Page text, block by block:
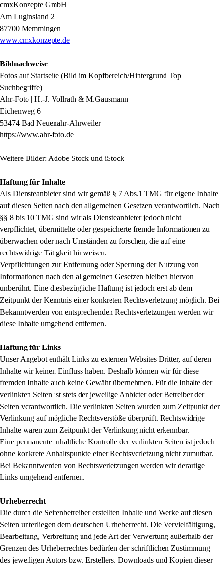
cmxKonzepte GmbH
Am Luginsland 2
87700 Memmingen
www.cmxkonzepte.de
Bildnachweise
Fotos auf Startseite (Bild im Kopfbereich/Hintergrund Top
Suchbegriffe)
Ahr-Foto | H.-J. Vollrath & M.Gausmann
Eichenweg 6
53474 Bad Neuenahr-Ahrweiler
https://www.ahr-foto.de
Weitere Bilder: Adobe Stock und iStock
Haftung für Inhalte
Als Diensteanbieter sind wir gemäß § 7 Abs.1 TMG für eigene Inhalte
auf diesen Seiten nach den allgemeinen Gesetzen verantwortlich. Nach
§§ 8 bis 10 TMG sind wir als Diensteanbieter jedoch nicht
verpflichtet, übermittelte oder gespeicherte fremde Informationen zu
überwachen oder nach Umständen zu forschen, die auf eine
rechtswidrige Tätigkeit hinweisen.
Verpflichtungen zur Entfernung oder Sperrung der Nutzung von
Informationen nach den allgemeinen Gesetzen bleiben hiervon
unberührt. Eine diesbezügliche Haftung ist jedoch erst ab dem
Zeitpunkt der Kenntnis einer konkreten Rechtsverletzung möglich. Bei
Bekanntwerden von entsprechenden Rechtsverletzungen werden wir
diese Inhalte umgehend entfernen.
Haftung für Links
Unser Angebot enthält Links zu externen Websites Dritter, auf deren
Inhalte wir keinen Einfluss haben. Deshalb können wir für diese
fremden Inhalte auch keine Gewähr übernehmen. Für die Inhalte der
verlinkten Seiten ist stets der jeweilige Anbieter oder Betreiber der
Seiten verantwortlich. Die verlinkten Seiten wurden zum Zeitpunkt der
Verlinkung auf mögliche Rechtsverstöße überprüft. Rechtswidrige
Inhalte waren zum Zeitpunkt der Verlinkung nicht erkennbar.
Eine permanente inhaltliche Kontrolle der verlinkten Seiten ist jedoch
ohne konkrete Anhaltspunkte einer Rechtsverletzung nicht zumutbar.
Bei Bekanntwerden von Rechtsverletzungen werden wir derartige
Links umgehend entfernen.
Urheberrecht
Die durch die Seitenbetreiber erstellten Inhalte und Werke auf diesen
Seiten unterliegen dem deutschen Urheberrecht. Die Vervielfältigung,
Bearbeitung, Verbreitung und jede Art der Verwertung außerhalb der
Grenzen des Urheberrechtes bedürfen der schriftlichen Zustimmung
des jeweiligen Autors bzw. Erstellers. Downloads und Kopien dieser